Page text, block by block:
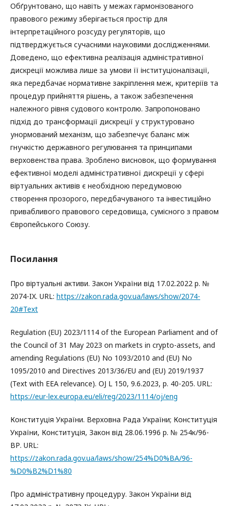
Обґрунтовано, що навіть у межах гармонізованого
правового режиму зберігається простір для
інтерпретаційного розсуду регуляторів, що
підтверджується сучасними науковими дослідженнями.
Доведено, що ефективна реалізація адміністративної
дискреції можлива лише за умови її інституціоналізації,
яка передбачає нормативне закріплення меж, критеріїв та
процедур прийняття рішень, а також забезпечення
належного рівня судового контролю. Запропоновано
підхід до трансформації дискреції у структуровано
унормований механізм, що забезпечує баланс між
гнучкістю державного регулювання та принципами
верховенства права. Зроблено висновок, що формування
ефективної моделі адміністративної дискреції у сфері
віртуальних активів є необхідною передумовою
створення прозорого, передбачуваного та інвестиційно
привабливого правового середовища, сумісного з правом
Європейського Союзу.
Посилання
Про віртуальні активи. Закон України від 17.02.2022 р. №
2074-IX. URL: https://zakon.rada.gov.ua/laws/show/2074-
20#Text
Regulation (EU) 2023/1114 of the European Parliament and of
the Council of 31 May 2023 on markets in crypto-assets, and
amending Regulations (EU) No 1093/2010 and (EU) No
1095/2010 and Directives 2013/36/EU and (EU) 2019/1937
(Text with EEA relevance). OJ L 150, 9.6.2023, p. 40-205. URL:
https://eur-lex.europa.eu/eli/reg/2023/1114/oj/eng
Конституція України. Верховна Рада України; Конституція
України, Конституція, Закон від 28.06.1996 р. № 254к/96-
ВР. URL:
https://zakon.rada.gov.ua/laws/show/254%D0%BA/96-
%D0%B2%D1%80
Про адміністративну процедуру. Закон України від